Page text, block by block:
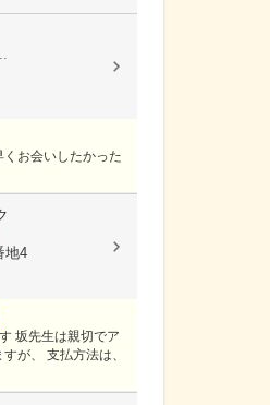
お会いしたかった
地4
坂先生は親切でア
が、 支払方法は、